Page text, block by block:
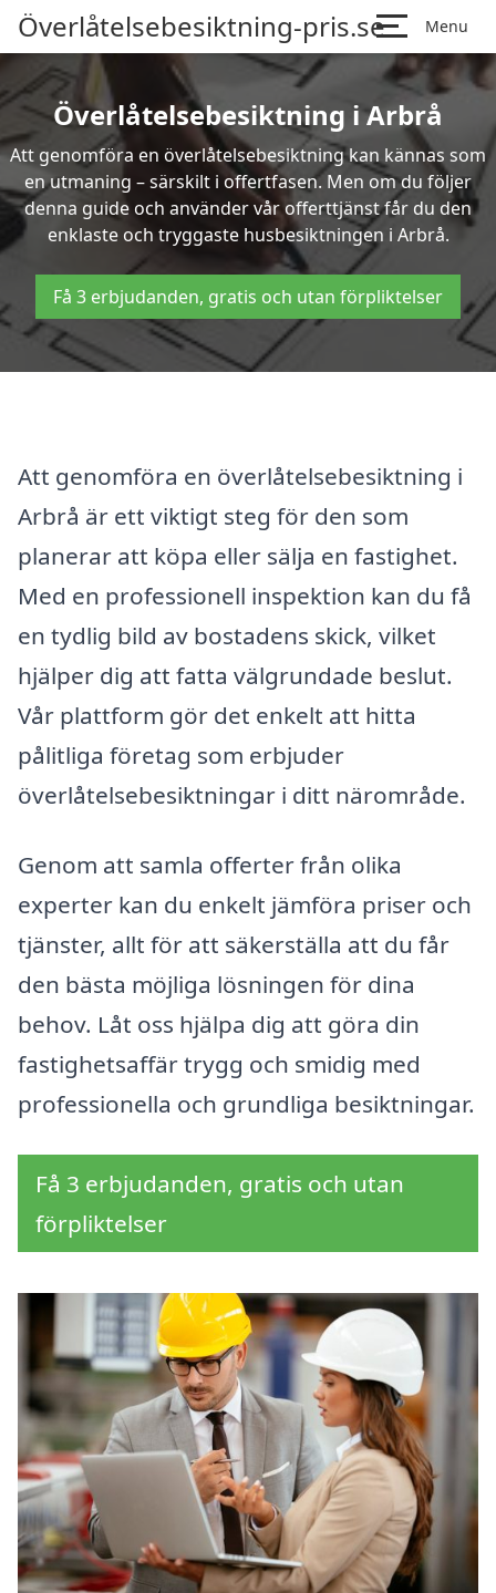
Överlåtelsebesiktning-pris.se Menu
Överlåtelsebesiktning i Arbrå
Att genomföra en överlåtelsebesiktning kan kännas som
en utmaning – särskilt i offertfasen. Men om du följer
denna guide och använder vår offerttjänst får du den
enklaste och tryggaste husbesiktningen i Arbrå.
Få 3 erbjudanden, gratis och utan förpliktelser
Att genomföra en överlåtelsebesiktning i
Arbrå är ett viktigt steg för den som
planerar att köpa eller sälja en fastighet.
Med en professionell inspektion kan du få
en tydlig bild av bostadens skick, vilket
hjälper dig att fatta välgrundade beslut.
Vår plattform gör det enkelt att hitta
pålitliga företag som erbjuder
överlåtelsebesiktningar i ditt närområde.
Genom att samla offerter från olika
experter kan du enkelt jämföra priser och
tjänster, allt för att säkerställa att du får
den bästa möjliga lösningen för dina
behov. Låt oss hjälpa dig att göra din
fastighetsaffär trygg och smidig med
professionella och grundliga besiktningar.
Få 3 erbjudanden, gratis och utan
förpliktelser